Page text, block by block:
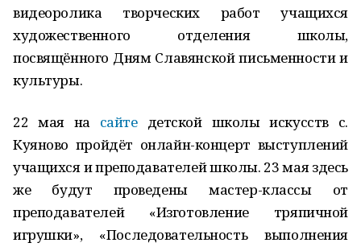
видеоролика творческих работ учащихся
художественного отделения школы,
посвящённого Дням Славянской письменности и
культуры.
22 мая на сайтедетской школы искусств с.
Куяново пройдёт онлайн-концерт выступлений
учащихся и преподавателей школы. 23 мая здесь
же будут проведены мастер-классы от
преподавателей «Изготовление тряпичной
игрушки», «Последовательность выполнения